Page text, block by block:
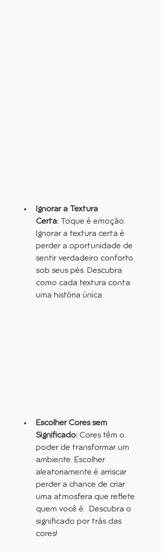
Ignorar a Textura
Certa: Toque é emoção.
Ignorar a textura certa é
perder a oportunidade de
sentir verdadeiro conforto
sob seus pés. Descubra
como cada textura conta
uma história única.
Escolher Cores sem
Significado: Cores têm o
poder de transformar um
ambiente. Escolher
aleatoriamente é arriscar
perder a chance de criar
uma atmosfera que reflete
quem você é.  Descubra o
significado por trás das
cores!